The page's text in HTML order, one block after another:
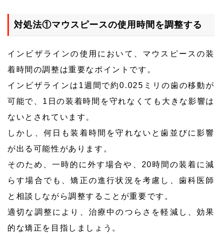
対処法①マウスピースの使用時間を調整する
インビザラインの使用において、マウスピースの装
着時間の調整は重要なポイントです。
インビザラインは1週間で約0.025ミリの歯の移動が
可能で、1日の装着時間を守れなくても大きな影響は
ないとされています。
しかし、何日も装着時間を守れないと歯並びに影響
が出る可能性があります。
そのため、一時的に外す場合や、20時間の装着に減
らす場合でも、矯正の進行状況を考慮し、歯科医師
と相談しながら調整することが重要です。
適切な調整により、治療中のつらさを軽減し、効果
的な矯正を目指しましょう。